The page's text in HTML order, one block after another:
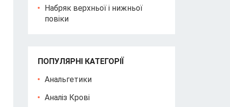
Набряк верхньої і нижньої
повіки
ПОПУЛЯРНІ КАТЕГОРІЇ
Анальгетики
Аналіз Крові